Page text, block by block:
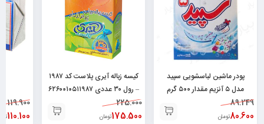
پودر ماشین لباسشویی سپید
مدل ۵ آنزیم مقدار ۵۰۰ گرم
۶۲۶۱۱۰۱۲۲۱۳۱۰ 89.249
80.600تومان
کیسه زباله آیری پلاست کد ۱۹۸۷
– رول ۳۰ عددی ۶۲۶۰۰۱۰۵۱۱۹۸۷
225.000
175.500تومان
119.900
110.100